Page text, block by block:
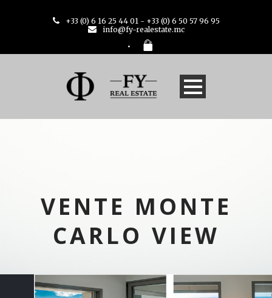
+33 (0) 6 16 25 44 01 - +33 (0) 6 50 57 96 95
info@fy-realestate.mc
VENTE MONTE
CARLO VIEW